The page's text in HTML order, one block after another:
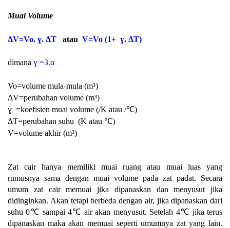
Muai Volume
ΔV=Vo. ɣ. ΔT atau V=Vo (1+ ɣ. ΔT)
dimana ɣ =3.α
Vo=volume mula-mula (m³)
ΔV=perubahan volume (m³)
ɣ =koefisien muai volume (/K atau /℃)
ΔT=perubahan suhu (K atau ℃)
V=volume akhir(m³)
Zat cair hanya memiliki muai ruang atau muai luas yang
rumusnya sama dengan muai volume pada zat padat. Secara
umum zat cair memuai jika dipanaskan dan menyusut jika
didinginkan. Akan tetapi berbeda dengan air, jika dipanaskan dari
suhu 0℃ sampai 4℃ air akan menyusut. Setelah 4℃ jika terus
dipanaskan maka akan memuai seperti umumnya zat yang lain.